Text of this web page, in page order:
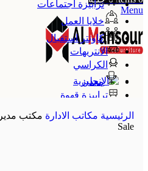
Menu
ترابيزة اجتماعات
خلايا العمل
كاونتر استقبال
الانتريهات
الكراسي
معدن
ترابيزة قهوة
الرئيسية مكاتب الادارة مكتب مدير MA-13
Sale